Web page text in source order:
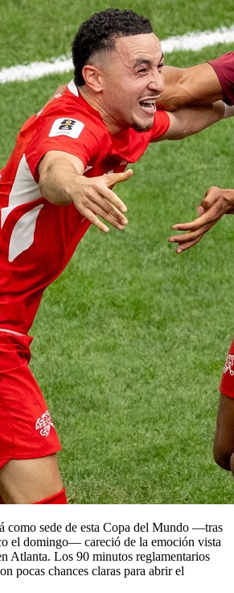
como sede de esta Copa del Mundo —tras
el domingo— careció de la emoción vista
Atlanta. Los 90 minutos reglamentarios
pocas chances claras para abrir el